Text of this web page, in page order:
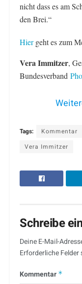
nicht dass es am
den Brei.“
Hiergeht es zum
Vera Immitzer,
Bundesverband
Tags: Kommentar
Vera Immitzer
Schreibe
Deine E-Mail-
Erforderliche Felder
Kommentar *